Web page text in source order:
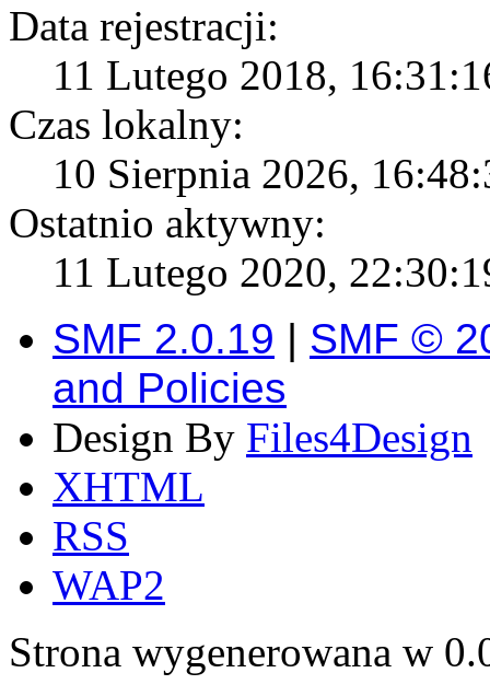
Data rejestracji:
11 Lutego 2018,
Czas lokalny:
10 Sierpnia 2026,
Ostatnio aktywny:
11 Lutego 2020,
SMF 2.0.19 | SMF ©
and Policies
Design By Files4Design
XHTML
RSS
WAP2
Strona wygenerowana w